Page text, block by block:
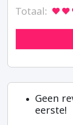
Totaal:
Geen
eerste!